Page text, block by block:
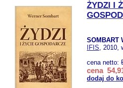
ŻYDZI I
SOMBART
IFIS, 2010,
cena netto:
cena
dodaj do